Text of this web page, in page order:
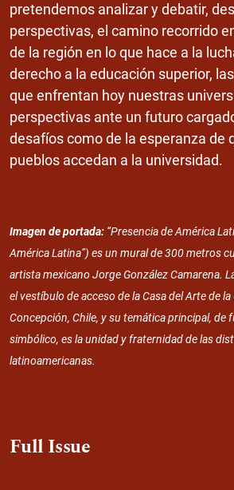
pretendemos analizar y debatir,
perspectivas, el camino recorrido
de la región en lo que hace a la
derecho a la educación superior,
que enfrentan hoy nuestras
perspectivas ante un futuro
desafíos como de la esperanza de
pueblos accedan a la universidad.
Imagen de portada: “Presencia de América
América Latina”) es un mural de 300 metros
artista mexicano Jorge González Camarena.
el vestíbulo de acceso de la Casa del Arte de
Concepción, Chile, y su temática principal, de
simbólico, es la unidad y fraternidad de las
latinoamericanas.
Full Issue